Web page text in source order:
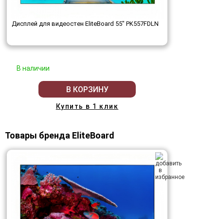
Дисплей для видеостен EliteBoard 55" PK557FDLN
В наличии
В КОРЗИНУ
Купить в 1 клик
Товары бренда EliteBoard